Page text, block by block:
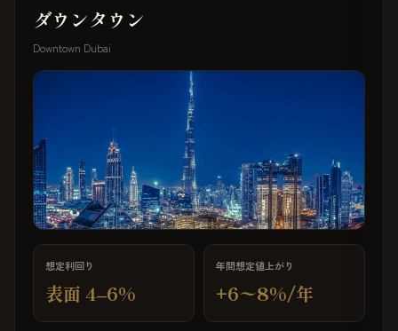
ダウンタウン
Downtown Dubai
想定利回り
表面 4–6%
年間想定値上がり
+6〜8%/年